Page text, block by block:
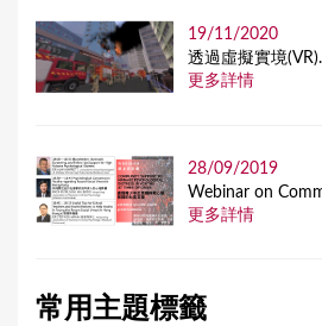
19/11/2020
透過虛擬實境
更多詳情
28/09/2019
Webinar on
更多詳情
常用主題標籤